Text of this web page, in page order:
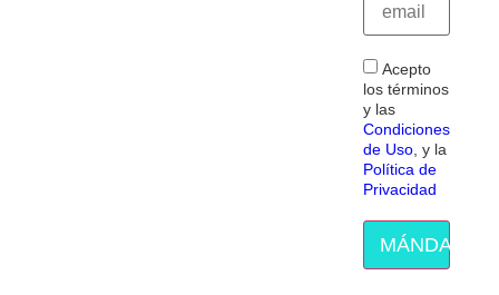
Acepto
los términos
y las
Condiciones
de Uso, y la
Política de
Privacidad
MÁNDAME